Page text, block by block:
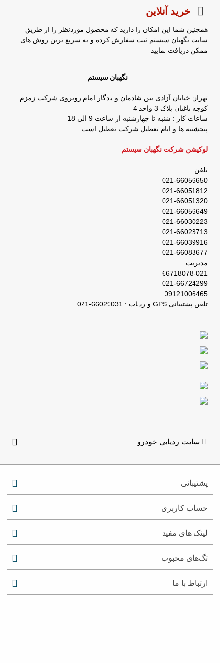
خرید آنلاین
همچنین شما این امکان را دارید که محصول موردنظر را از طریق
سایت نگهبان سیستم ثبت سفارش کرده و به سریع ترین روش های
ممکن دریافت نمایید
نگهبان سیستم
تهران خیابان آزادی بین شادمان و یادگار امام روبروی شرکت زمزم
کوچه باغبان پلاک 3 واحد 4
ساعات کار : شنبه تا چهارشنبه از ساعت 9 الی 18
پنجشنبه ها و ایام تعطیل شرکت تعطیل است.
لوکیشن شرکت نگهبان سیستم
تلفن:
021-66056650
021-66051812
021-66051320
021-66056649
021-66030223
021-66023713
021-66039916
021-66083677
مدیریت :
66718078-021
021-66724299
09121006465
تلفن پشتیبانی GPS و ردیاب : 66029031-021
سایت ردیابی خودرو
پشتیبانی
حساب کاربری
لینک های مفید
تگ‌های محبوب
ارتباط با ما